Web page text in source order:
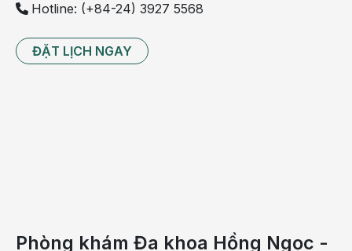
Khi bị đau ruột thừa, ngoàiợ chua khi ngủ dậy,
bạn
Hotline: (+84-24) 3927 5568
ĐẶT LỊCH NGAY
Phòng khám Đa khoa Hồng Ngọc -